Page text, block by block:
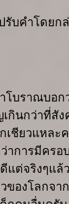
บคำโดยก
โบราณบอก
กินกว่าที่สัง
เชียวแหละ
าการมีครอ
แต่จริงๆแล้
วของโลกจ